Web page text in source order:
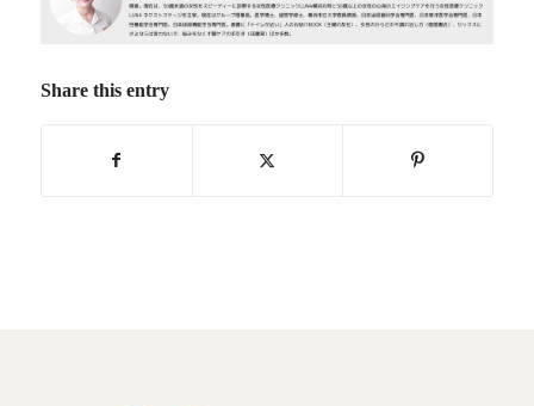
Share this entry